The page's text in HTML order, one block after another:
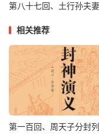
甚，只因连日吾坚守
下，肆行无忌，藐视
观战，张奎上马提
发！姜尚！今日你命
计就月中擒玉兔，谋
子牙同武王拨马向西
第八十七回、土行孙夫
相关推荐
第一百回、周天子分封